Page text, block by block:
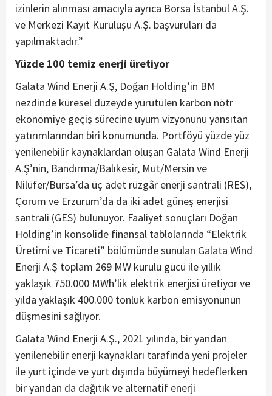
izinlerin alınması amacıyla ayrıca Borsa İstanbul A.Ş.
ve Merkezi Kayıt Kuruluşu A.Ş. başvuruları da
yapılmaktadır.”
Yüzde 100 temiz enerji üretiyor
Galata Wind Enerji A.Ş, Doğan Holding’in BM
nezdinde küresel düzeyde yürütülen karbon nötr
ekonomiye geçiş sürecine uyum vizyonunu yansıtan
yatırımlarından biri konumunda. Portföyü yüzde yüz
yenilenebilir kaynaklardan oluşan Galata Wind Enerji
A.Ş’nin, Bandırma/Balıkesir, Mut/Mersin ve
Nilüfer/Bursa’da üç adet rüzgâr enerji santrali (RES),
Çorum ve Erzurum’da da iki adet güneş enerjisi
santrali (GES) bulunuyor. Faaliyet sonuçları Doğan
Holding’in konsolide finansal tablolarında “Elektrik
Üretimi ve Ticareti” bölümünde sunulan Galata Wind
Enerji A.Ş toplam 269 MW kurulu gücü ile yıllık
yaklaşık 750.000 MWh’lik elektrik enerjisi üretiyor ve
yılda yaklaşık 400.000 tonluk karbon emisyonunun
düşmesini sağlıyor.
Galata Wind Enerji A.Ş., 2021 yılında, bir yandan
yenilenebilir enerji kaynakları tarafında yeni projeler
ile yurt içinde ve yurt dışında büyümeyi hedeflerken
bir yandan da dağıtık ve alternatif enerji